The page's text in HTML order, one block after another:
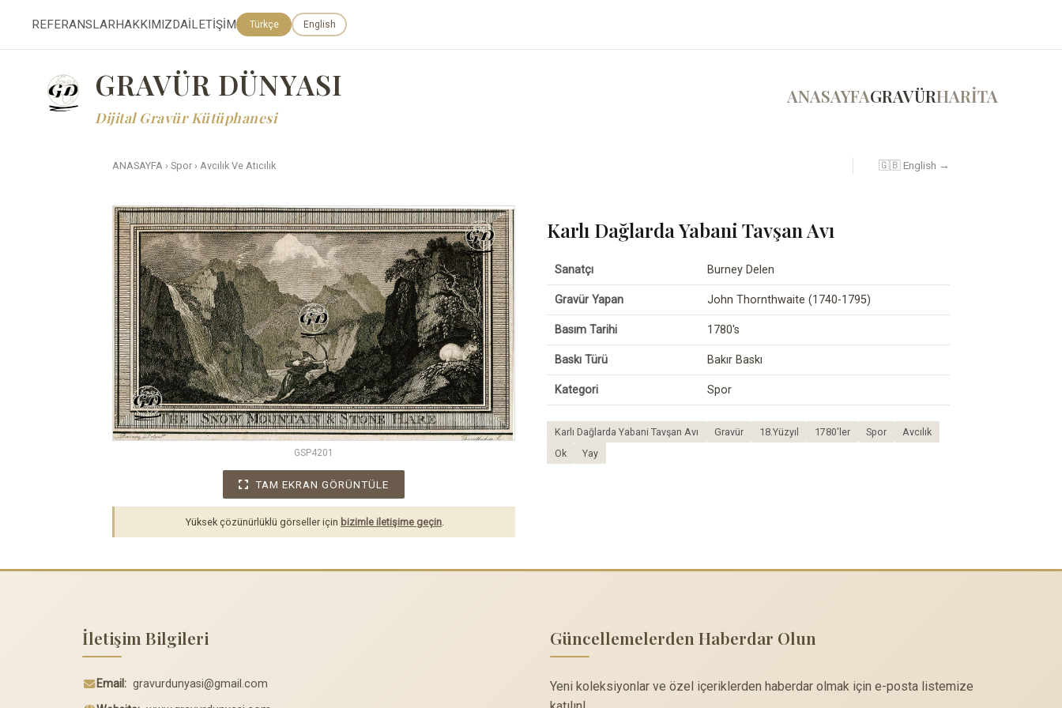
REFERANSLARHAKKIMIZDAİLETİŞİM Türkçe English
GRAVÜR DÜNYASI
Dijital Gravür Kütüphanesi
ANASAYFAGRAVÜRHARİTA
ANASAYFA › Spor › Avcılık Ve Atıcılık 🇬🇧 English →
GSP4201
TAM EKRAN GÖRÜNTÜLE
Yüksek çözünürlüklü görseller için bizimle iletişime geçin
Karlı Dağlarda Yabani Tavşan Avı
Sanatçı Burney Delen
Gravür Yapan John Thornthwaite (1740-1795)
Basım Tarihi 1780's
Baskı Türü Bakır Baskı
Kategori Spor
Karlı Dağlarda Yabani Tavşan Avı Gravür 18.Yüzyıl 1780'ler Spor
Avcılık
Ok
Yay
İletişim Bilgileri
Email: gravurdunyasi@gmail.com
Güncellemelerden Haberdar Olun
Yeni koleksiyonlar ve özel içeriklerden haberdar olmak için e-posta listemize